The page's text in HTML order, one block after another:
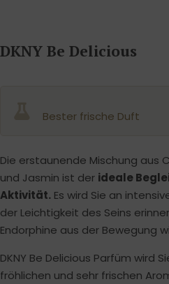
DKNY Be Delicious
Bester frische Duft
Die erstaunende Mischung aus
und Jasmin ist der ideale
Aktivität. Es wird Sie an
der Leichtigkeit des Seins
Endorphine aus der Bewegung
DKNY Be Delicious Parfüm wird
fröhlichen und sehr frischen